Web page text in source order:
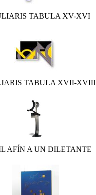
TABULA XV-XVI
TABULA XVII-XVIII
AFÍN A UN DILETANTE